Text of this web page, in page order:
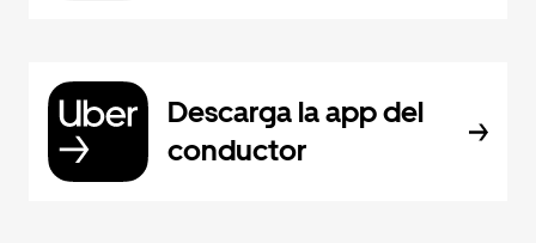
Descarga la app del
conductor